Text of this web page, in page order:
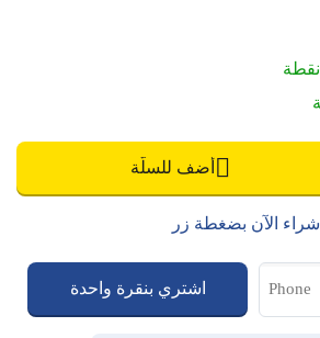
أضف للسلّة
شراء الآن بضغطة زر
اشتري بنقرة واحدة